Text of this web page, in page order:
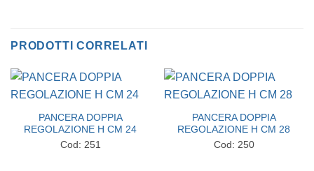
PRODOTTI CORRELATI
PANCERA DOPPIA
REGOLAZIONE H CM 24
Cod: 251
PANCERA DOPPIA
REGOLAZIONE H CM 28
Cod: 250